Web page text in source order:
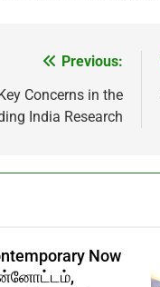
Previous:
Concerns in the
India Research
Now